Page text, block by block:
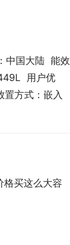
中国大陆  能效
用户优
方式：嵌入
格买这么大容